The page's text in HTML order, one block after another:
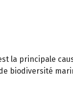
la principale
biodiversité